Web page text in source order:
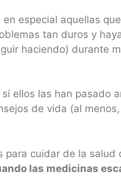
en especial aquellas
tan duros y
haciendo) durante
si ellos las han pasado
de vida (al
para cuidar de la salud
las medicinas